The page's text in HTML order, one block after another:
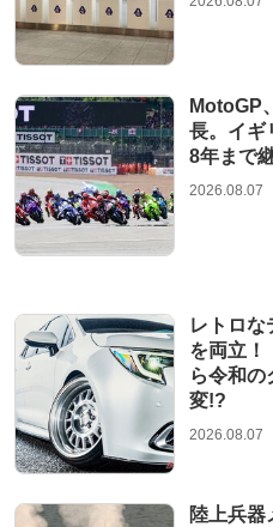
MotoGP
長。イギ
8年まで
2026.08.07
レトロな
を両立
ら令和の
変!?
2026.08.07
陸上兵器